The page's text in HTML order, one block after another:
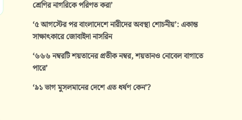
শ্রেণির নাগরিকে পরিণত করা’
‘৫ আগস্টের পর বাংলাদেশে নারীদের অবস্থা শোচনীয়’: একান্ত
সাক্ষাৎকারে জোবাইদা নাসরিন
‘৬৬৬ নম্বরটি শয়তানের প্রতীক নম্বর, শয়তানও নোবেল বাগাতে
পারে’
‘৯১ ভাগ মুসলমানের দেশে এত ধর্ষণ কেন’?